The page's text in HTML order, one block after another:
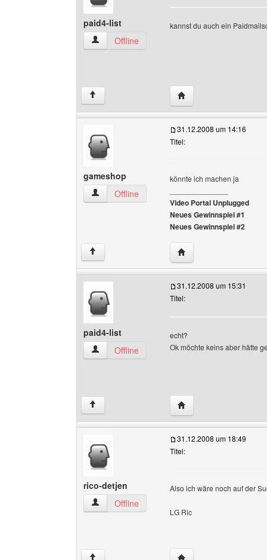
paid4-list
paid4-list Benutzer-Profile anzeigen
Offline
kannst du auch ein
↑ Website dieses
gameshop
gameshop Benutzer-Profile anzeigen
Offline
31.12.2008 um 14:16
Titel:
könnte ich machen ja
Video Portal Unplugged
Neues Gewinnspiel #1
Neues Gewinnspiel #2
↑ Website dieses
paid4-list
paid4-list Benutzer-Profile anzeigen
Offline
31.12.2008 um 15:31
Titel:
echt?
Ok möchte keins aber hätte
↑ Website dieses
rico-detjen
rico-detjen Benutzer-Profile anzeigen
Offline
31.12.2008 um 18:49
Titel:
Also ich wäre noch auf der
LG Ric
↑ Website dieses